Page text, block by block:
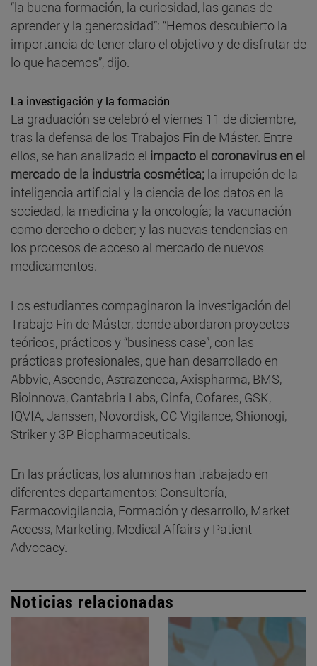
“la buena formación, la curiosidad, las ganas de
aprender y la generosidad”: “Hemos descubierto la
importancia de tener claro el objetivo y de disfrutar de
lo que hacemos”, dijo.
La investigación y la formación
La graduación se celebró el viernes 11 de diciembre,
tras la defensa de los Trabajos Fin de Máster. Entre
ellos, se han analizado el impacto el coronavirus en el
mercado de la industria cosmética; la irrupción de la
inteligencia artificial y la ciencia de los datos en la
sociedad, la medicina y la oncología; la vacunación
como derecho o deber; y las nuevas tendencias en
los procesos de acceso al mercado de nuevos
medicamentos.
Los estudiantes compaginaron la investigación del
Trabajo Fin de Máster, donde abordaron proyectos
teóricos, prácticos y “business case”, con las
prácticas profesionales, que han desarrollado en
Abbvie, Ascendo, Astrazeneca, Axispharma, BMS,
Bioinnova, Cantabria Labs, Cinfa, Cofares, GSK,
IQVIA, Janssen, Novordisk, OC Vigilance, Shionogi,
Striker y 3P Biopharmaceuticals.
En las prácticas, los alumnos han trabajado en
diferentes departamentos: Consultoría,
Farmacovigilancia, Formación y desarrollo, Market
Access, Marketing, Medical Affairs y Patient
Advocacy.
Noticias relacionadas